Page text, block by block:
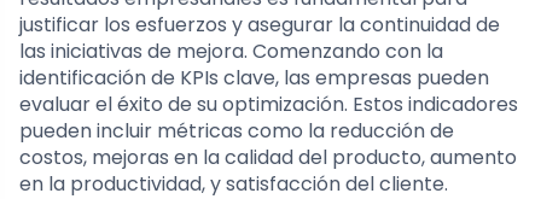
justificar los esfuerzos y asegurar la continuidad de
las iniciativas de mejora. Comenzando con la
identificación de KPIs clave, las empresas pueden
evaluar el éxito de su optimización. Estos indicadores
pueden incluir métricas como la reducción de
costos, mejoras en la calidad del producto, aumento
en la productividad, y satisfacción del cliente.